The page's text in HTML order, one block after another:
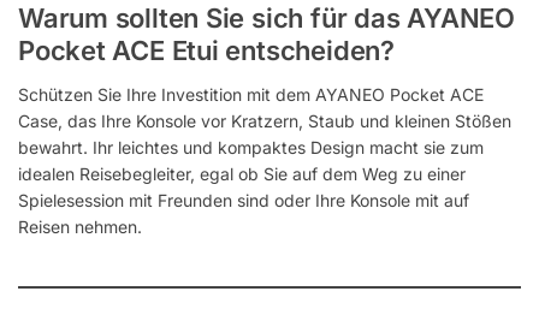
Warum sollten Sie sich für das AYANEO
Pocket ACE Etui entscheiden?
Schützen Sie Ihre Investition mit dem AYANEO Pocket ACE
Case, das Ihre Konsole vor Kratzern, Staub und kleinen Stößen
bewahrt. Ihr leichtes und kompaktes Design macht sie zum
idealen Reisebegleiter, egal ob Sie auf dem Weg zu einer
Spielesession mit Freunden sind oder Ihre Konsole mit auf
Reisen nehmen.